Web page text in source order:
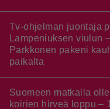
Tv-ohjelman juontaja
Lampeniuksen viulun
Parkkonen pakeni
paikalta
Suomeen matkalla
koirien hirveä loppu –